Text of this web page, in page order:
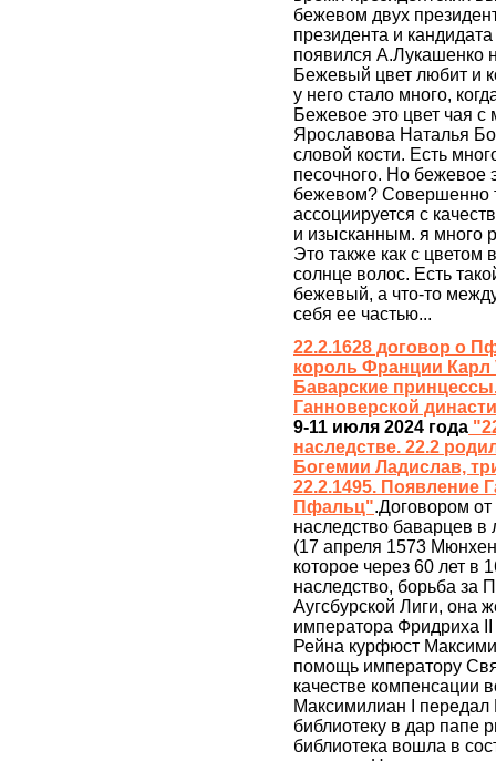
бежевом двух
президента и
появился А.Лукашенко
Бежевый цвет любит и
у него стало много,
Бежевое это цвет чая
Ярославова Наталья
словой кости. Есть
песочного. Но бежевое
бежевом? Совершенно
ассоциируется с
и изысканным. я много
Это также как с
солнце волос. Есть
бежевый, а что-то
себя ее частью...
22.2.1628 договор о
король Франции Карл
Баварские
Ганноверской
9-11 июля 2024 года
наследстве. 22.2
Богемии Ладислав,
22.2.1495. Появление
Пфальц".Договором
наследство баварцев
(17 апреля 1573
которое через 60 лет в
наследство, борьба за
Аугсбурской Лиги, она
императора Фридриха
Рейна курфюст
помощь императору
качестве компенсации
Максимилиан I передал
библиотеку в дар папе
библиотека вошла в